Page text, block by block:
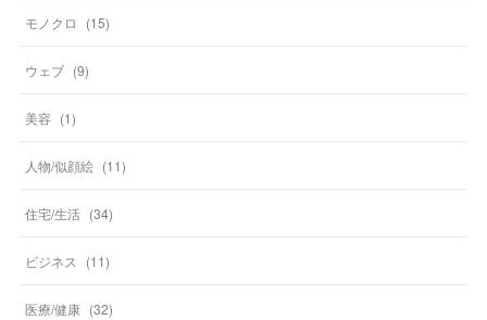
モノクロ (15)
ウェブ (9)
美容 (1)
人物/似顔絵 (11)
住宅/生活 (34)
ビジネス (11)
医療/健康 (32)